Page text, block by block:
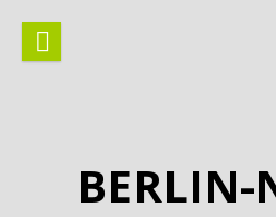
indhold
BERLIN-